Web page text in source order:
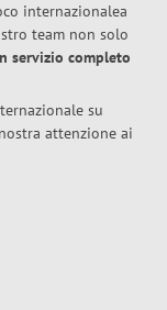
internazionalea
team non solo
servizio completo
su
attenzione ai